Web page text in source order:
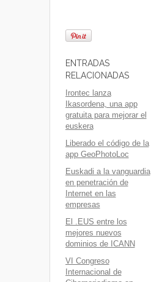
ENTRADAS
RELACIONADAS
Irontec lanza
Ikasordena, una app
gratuita para mejorar el
euskera
Liberado el código de la
app GeoPhotoLoc
Euskadi a la vanguardia
en penetración de
Internet en las
empresas
El .EUS entre los
mejores nuevos
dominios de ICANN
VI Congreso
Internacional de